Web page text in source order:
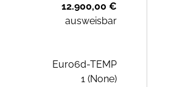
12.900,00 €
ausweisbar
Euro6d-TEMP
1 (None)